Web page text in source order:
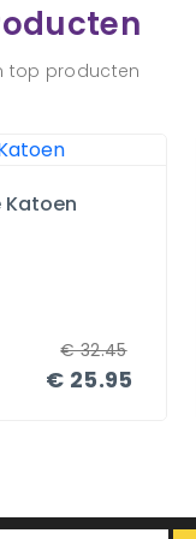
top producten
Katoen
€ 25.95
€32.45